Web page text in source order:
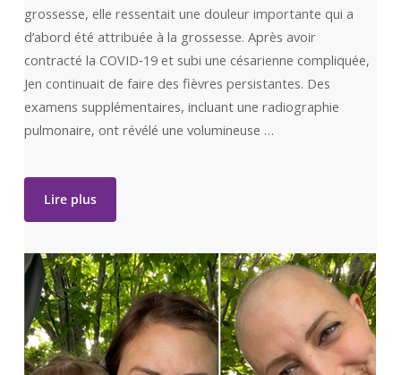
grossesse, elle ressentait une douleur importante qui a
d’abord été attribuée à la grossesse. Après avoir
contracté la COVID‑19 et subi une césarienne compliquée,
Jen continuait de faire des fièvres persistantes. Des
examens supplémentaires, incluant une radiographie
pulmonaire, ont révélé une volumineuse …
Lire plus